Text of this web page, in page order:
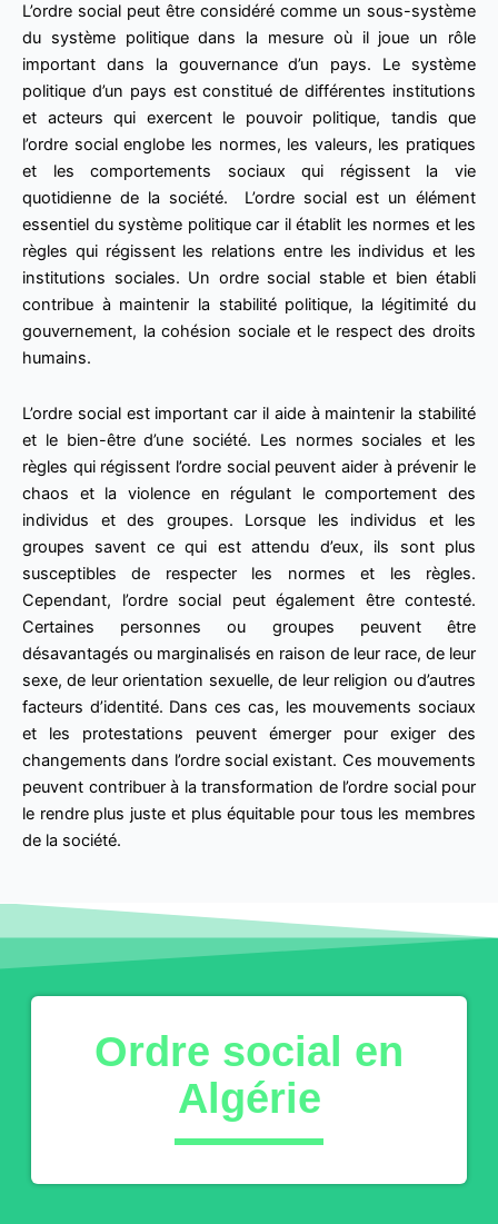
L’ordre social peut être considéré comme un sous-système
du système politique dans la mesure où il joue un rôle
important dans la gouvernance d’un pays. Le système
politique d’un pays est constitué de différentes institutions
et acteurs qui exercent le pouvoir politique, tandis que
l’ordre social englobe les normes, les valeurs, les pratiques
et les comportements sociaux qui régissent la vie
quotidienne de la société. L’ordre social est un élément
essentiel du système politique car il établit les normes et les
règles qui régissent les relations entre les individus et les
institutions sociales. Un ordre social stable et bien établi
contribue à maintenir la stabilité politique, la légitimité du
gouvernement, la cohésion sociale et le respect des droits
humains.
L’ordre social est important car il aide à maintenir la stabilité
et le bien-être d’une société. Les normes sociales et les
règles qui régissent l’ordre social peuvent aider à prévenir le
chaos et la violence en régulant le comportement des
individus et des groupes. Lorsque les individus et les
groupes savent ce qui est attendu d’eux, ils sont plus
susceptibles de respecter les normes et les règles.
Cependant, l’ordre social peut également être contesté.
Certaines personnes ou groupes peuvent être
désavantagés ou marginalisés en raison de leur race, de leur
sexe, de leur orientation sexuelle, de leur religion ou d’autres
facteurs d’identité. Dans ces cas, les mouvements sociaux
et les protestations peuvent émerger pour exiger des
changements dans l’ordre social existant. Ces mouvements
peuvent contribuer à la transformation de l’ordre social pour
le rendre plus juste et plus équitable pour tous les membres
de la société.
Ordre social en
Algérie